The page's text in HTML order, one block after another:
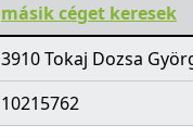
másik céget keresek
3910 Tokaj Dozsa
10215762